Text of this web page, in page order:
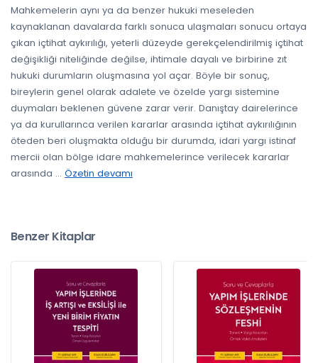
Mahkemelerin aynı ya da benzer hukuki meseleden
kaynaklanan davalarda farklı sonuca ulaşmaları sonucu ortaya
çıkan içtihat aykırılığı, yeterli düzeyde gerekçelendirilmiş içtihat
değişikliği niteliğinde değilse, ihtimale dayalı ve birbirine zıt
hukuki durumların oluşmasına yol açar. Böyle bir sonuç,
bireylerin genel olarak adalete ve özelde yargı sistemine
duymaları beklenen güvene zarar verir. Danıştay dairelerince
ya da kurullarınca verilen kararlar arasında içtihat aykırılığının
öteden beri oluşmakta olduğu bir durumda, idari yargı istinaf
mercii olan bölge idare mahkemelerince verilecek kararlar
arasında ... Özetin devamı
Benzer Kitaplar